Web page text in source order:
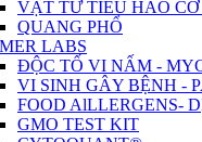
VẬT TƯ TIÊU HAO
QUANG PHỔ
LABS
ĐỘC TỐ VI NẤM -
VI SINH GÂY BỆNH -
FOOD AlLLERGENS-
GMO TEST KIT